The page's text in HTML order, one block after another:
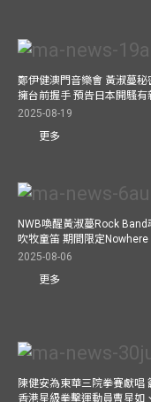
鄭伊健澳門音樂會 黃淑蔓
擁台前握手 預告日本開騷有
2025-08-19
更多
NWB喚醒黃淑蔓Rock
吹牧童笛 期間限定
2025-08-06
更多
陳健安為東華三院拳賽獻唱
香港星級拳擊運動員曹星如